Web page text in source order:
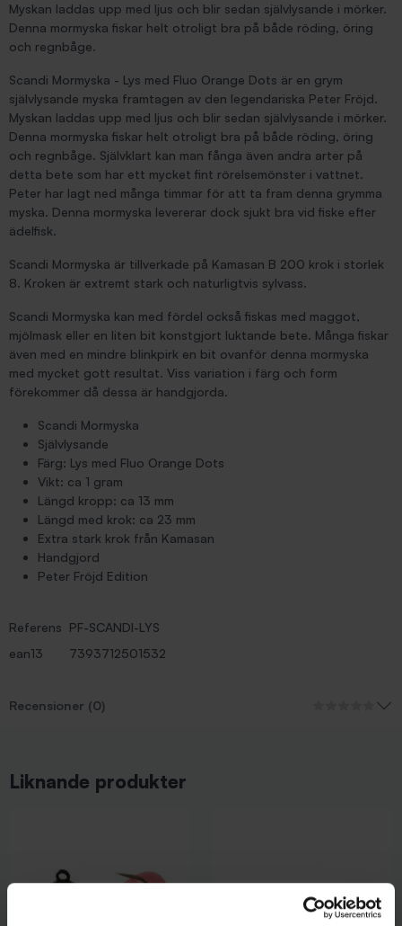
Myskan laddas upp med ljus och blir sedan självlysande i mörker.
Denna mormyska fiskar helt otroligt bra på både röding, öring
och regnbåge.
Scandi Mormyska - Lys med Fluo Orange Dots är en grym
självlysande myska framtagen av den legendariska Peter Fröjd.
Myskan laddas upp med ljus och blir sedan självlysande i mörker.
Denna mormyska fiskar helt otroligt bra på både röding, öring
och regnbåge. Självklart kan man fånga även andra arter på
detta bete som har ett mycket fint rörelsemönster i vattnet.
Peter har lagt ned många timmar för att ta fram denna grymma
myska. Denna mormyska levererar dock sjukt bra vid fiske efter
ädelfisk.
Scandi Mormyska är tillverkade på Kamasan B 200 krok i storlek
8. Kroken är extremt stark och naturligtvis sylvass.
Scandi Mormyska kan med fördel också fiskas med maggot,
mjölmask eller en liten bit konstgjort luktande bete. Många fiskar
även med en mindre blinkpirk en bit ovanför denna mormyska
med mycket gott resultat. Viss variation i färg och form
förekommer då dessa är handgjorda.
Scandi Mormyska
Självlysande
Färg: Lys med Fluo Orange Dots
Vikt: ca 1 gram
Längd kropp: ca 13 mm
Längd med krok: ca 23 mm
Extra stark krok från Kamasan
Handgjord
Peter Fröjd Edition
Referens PF-SCANDI-LYS
ean13
7393712501532
Recensioner (0)
Liknande produkter